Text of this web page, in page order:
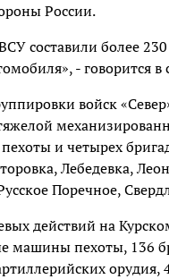
России.
составили более
- говорится
войск
и четырех
Лебедевка,
Поречное,
действий на
машины пехоты, 136
орудия,